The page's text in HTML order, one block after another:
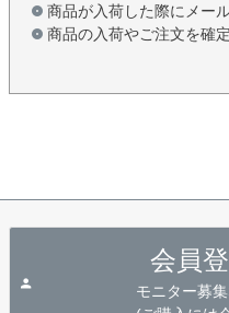
商品が入荷した際にメー
商品の入荷やご注文を確
会員
モニター募